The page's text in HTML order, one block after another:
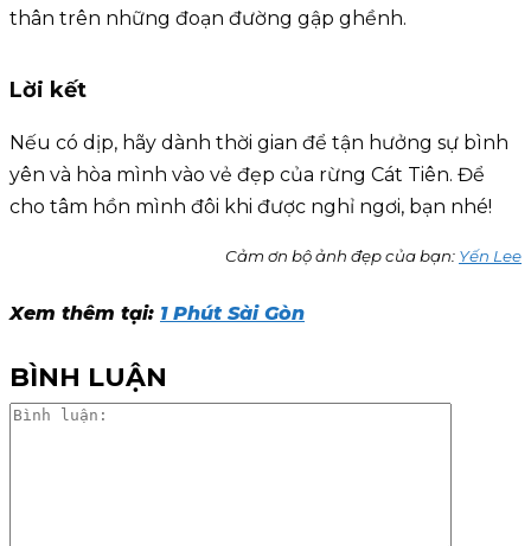
thân trên những đoạn đường gập ghềnh.
Lời kết
Nếu có dịp, hãy dành thời gian để tận hưởng sự bình
yên và hòa mình vào vẻ đẹp của rừng Cát Tiên. Để
cho tâm hồn mình đôi khi được nghỉ ngơi, bạn nhé!
Cảm ơn bộ ảnh đẹp của bạn: Yến Lee
Xem thêm tại: 1 Phút Sài Gòn
BÌNH LUẬN